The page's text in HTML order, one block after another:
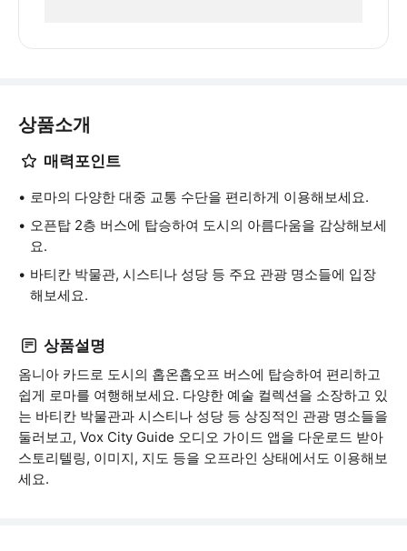
상품소개
매력포인트
로마의 다양한 대중 교통 수단을 편리하게 이용해보세요.
오픈탑 2층 버스에 탑승하여 도시의 아름다움을 감상해보세
요.
바티칸 박물관, 시스티나 성당 등 주요 관광 명소들에 입장
해보세요.
상품설명
옴니아 카드로 도시의 홉온홉오프 버스에 탑승하여 편리하고
쉽게 로마를 여행해보세요. 다양한 예술 컬렉션을 소장하고 있
는 바티칸 박물관과 시스티나 성당 등 상징적인 관광 명소들을
둘러보고, Vox City Guide 오디오 가이드 앱을 다운로드 받아
스토리텔링, 이미지, 지도 등을 오프라인 상태에서도 이용해보
세요.